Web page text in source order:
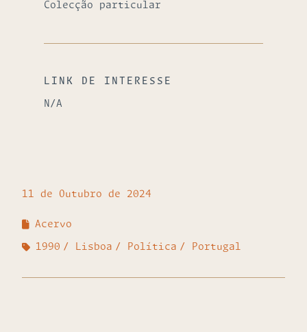
Colecção particular
LINK DE INTERESSE
N/A
11 de Outubro de 2024
Acervo
1990 Lisboa Política Portugal